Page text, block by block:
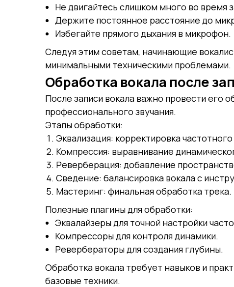
Не двигайтесь слишком много во время
Держите постоянное расстояние до
Избегайте прямого дыхания в микрофон.
Следуя этим советам, начинающие
минимальными техническими проблемами.
Обработка вокала после
После записи вокала важно провести его
профессионального звучания.
Этапы обработки:
Эквализация: корректировка
Компрессия: выравнивание
Реверберация: добавление
Сведение: балансировка вокала с
Мастеринг: финальная обработка трека.
Полезные плагины для обработки:
Эквалайзеры для точной настройки
Компрессоры для контроля динамики.
Ревербераторы для создания глубины.
Обработка вокала требует навыков и
базовые техники.